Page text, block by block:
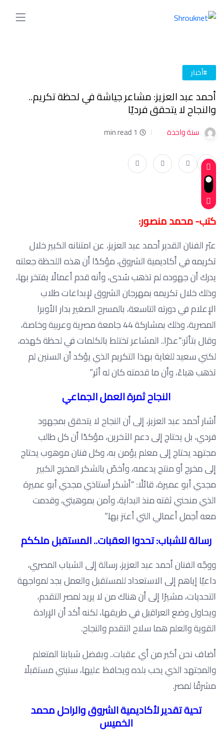
#أخبار
أحمد عبد العزيز: مشاعر جياشة في لحظة تكريم..
والنجاح لا يتحقق فرديًا
سنة واحدة 1 min read
كتب- محمد منصور:
عبّر الفنان القدير أحمد عبد العزيز، عن امتنانه الكبير خلال
تكريمه في أكاديمية الشروق، مؤكدًا أن هذه اللحظة جعلته
يدرك أن جهوده لم تذهب سُدى، وأنه قدم أعمالًا يفتخر بها،
وذلك خلال تكريمه بمهرجان الشروق لإبداعات طلاب
الإعلام في دورته التاسعة، بالمسرح الصغير بدار الأوبرا
المصرية، وذلك بمشاركة 44 جامعة مصرية وعربية وخاصة،
وقال بتأثر:”عذرًا.. المشاعر تختلط بالكلمات في لحظة كهذه،
لكني سعيد للغاية بهذا التكريم الذي يؤكد أن السنين لم
تذهب هباءً، وأن ما قدمته كان له أثر.”
النجاح ثمرة العمل الجماعي
أشار أحمد عبد العزيز، إلى أن النجاح لا يتحقق بمجهود
فردي، بل يحتاج إلى دعم الآخرين، مؤكدًا أن كل طالب
مجتهد يحتاج إلى معلم يؤمن به، وكل فنان موهوب يحتاج
إلى مخرج أو منتج يدعمه، وأخصّ بالشكر المخرج الكبير
مجدي أبو عميرة، قائلًا: “أشكر أستاذي مجدي أبو عميرة
الذي منحني ثقته منذ البداية، وآمن بموهبتي، وقدمت
معه أجمل أعمالي التي أعتز بها.”
رسالة للشباب: تحدوا العقبات.. المستقبل ملككم
ووجّه الفنان أحمد عبد العزيز، رسالة إلى الشباب المصري،
داعيًا إياهم إلى الاستعداد للمستقبل والعمل بجد لمواجهة
التحديات، مشيرًا إلى أن هناك من لا يريد لمصر التقدم،
ويحاول وضع العراقيل في طريقها، لكنه أكد أن الإرادة
القوية والعلم هما سلاح التقدم والنجاح.
أضاف نحن أكبر من أي عقبات.. وبفضل شبابنا المتعلم
والمجتهد الذي يحب بلده ويحافظ عليها، سنبني مستقبلًا
مشرقًا لمصر.
تحية تقدير لأكاديمية الشروق والراحل محمد
الخميس